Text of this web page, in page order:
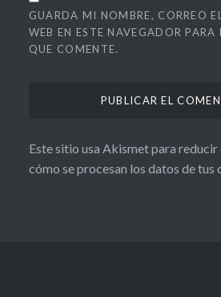
GUARDA MI NOMBRE, CORREO
WEB EN ESTE NAVEGADOR
QUE COMENTE.
Este sitio usa Akismet para reducir
cómo se procesan los datos de tus